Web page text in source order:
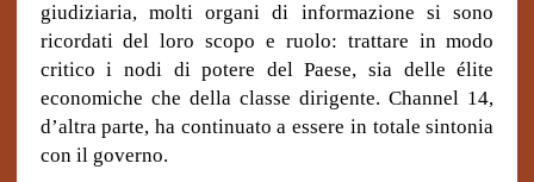
giudiziaria, molti organi di informazione si sono
ricordati del loro scopo e ruolo: trattare in modo
critico i nodi di potere del Paese, sia delle élite
economiche che della classe dirigente. Channel 14,
d’altra parte, ha continuato a essere in totale sintonia
con il governo.